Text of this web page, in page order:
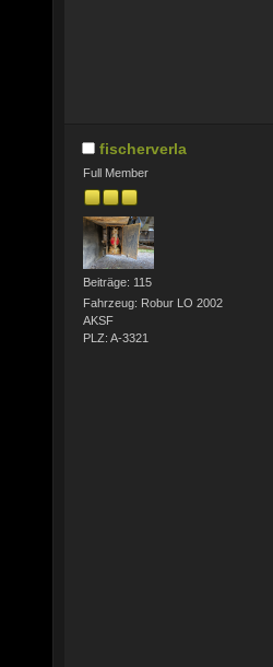
fischerverla
Full Member
Beiträge: 115
Fahrzeug: Robur LO 2002
AKSF
PLZ: A-3321